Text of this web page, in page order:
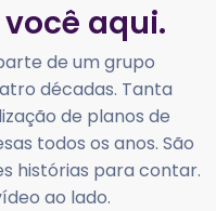
aqui.
de um grupo
décadas. Tanta
de planos de
todos os anos. São
histórias para contar.
ao lado.